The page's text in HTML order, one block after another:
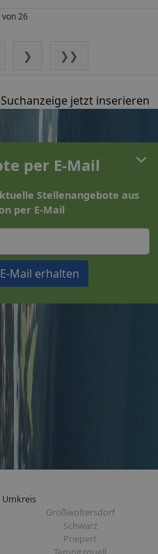
26
❯ ❯❯
Suchanzeige jetzt inserieren
per E-Mail
Stellenangebote aus
per E-Mail
Mail erhalten
Großwoltersdorf
Schwarz
Priepert